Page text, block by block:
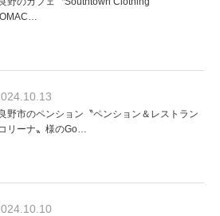
野市のペンション〝ペンション＆レストラン
リーナ〟様のGo…